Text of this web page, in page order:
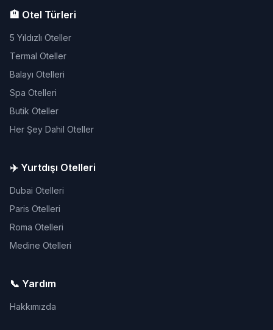
🏨 Otel Türleri
5 Yıldızlı Oteller
Termal Oteller
Balayı Otelleri
Spa Otelleri
Butik Oteller
Her Şey Dahil Oteller
✈️ Yurtdışı Otelleri
Dubai Otelleri
Paris Otelleri
Roma Otelleri
Medine Otelleri
📞 Yardım
Hakkımızda